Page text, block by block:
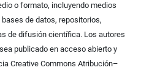
o formato, incluyendo medios
de datos, repositorios,
de difusión científica. Los autores
publicado en acceso abierto y
Creative Commons Atribución–